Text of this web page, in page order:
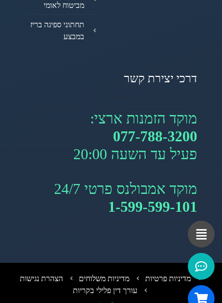
מביטוח לאומי
תחתוני ספיגה בריז
במבצע
דרכי יצירת קשר
מוקד הזמנות ארצי:
077-788-3200
פעיל עד השעה 20:00
מוקד אמבולנס פרטי 24/7
1-599-599-101
מדיניות פרטיות מדיניות משלוחים
הצהרת נגישות
עורך דין פלילי בקריות